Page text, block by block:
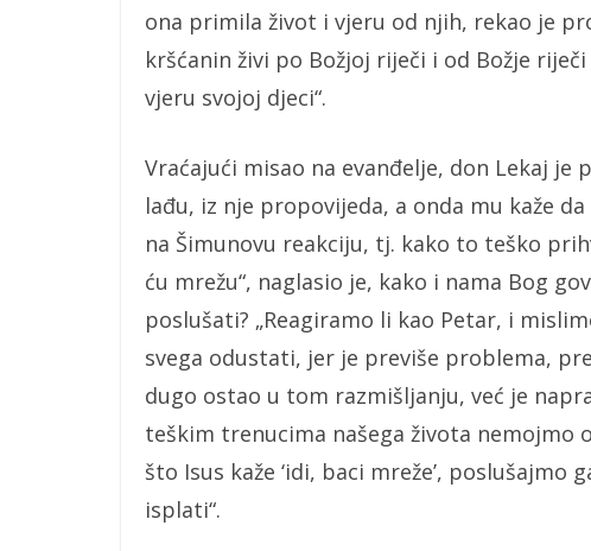
ona primila život i vjeru od njih, rekao je
kršćanin živi po Božjoj riječi i od Božje
vjeru svojoj djeci“.
Vraćajući misao na evanđelje, don Lekaj je
lađu, iz nje propovijeda, a onda mu kaže
na Šimunovu reakciju, tj. kako to teško
ću mrežu“, naglasio je, kako i nama Bog
poslušati? „Reagiramo li kao Petar, i
svega odustati, jer je previše problema,
dugo ostao u tom razmišljanju, već je
teškim trenucima našega života
što Isus kaže ‘idi, baci mreže’, poslušajmo
isplati“.